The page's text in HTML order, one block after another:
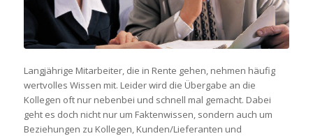
Langjährige Mitarbeiter, die in Rente gehen, nehmen häufig
wertvolles Wissen mit. Leider wird die Übergabe an die
Kollegen oft nur nebenbei und schnell mal gemacht. Dabei
geht es doch nicht nur um Faktenwissen, sondern auch um
Beziehungen zu Kollegen, Kunden/Lieferanten und